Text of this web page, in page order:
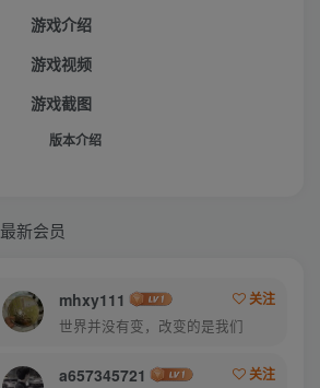
游戏介绍
游戏视频
游戏截图
版本介绍
最新会员
mhxy111
关注
世界并没有变，改变的是我们
a657345721
关注